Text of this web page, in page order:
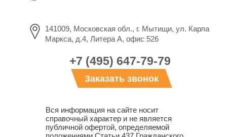
141009, Московская обл., г. Мытищи, ул. Карла
Маркса, д.4, Литера А, офис 526
+7 (495) 647-79-79
Заказать звонок
Вся информация на сайте носит
справочный характер и не является
публичной офертой, определяемой